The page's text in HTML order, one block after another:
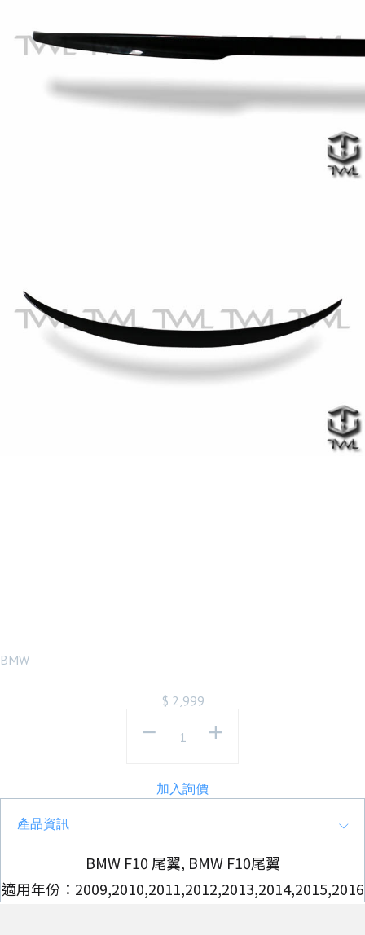
BMW
$ 2,999
加入詢價
產品資訊
BMW F10 尾翼, BMW F10尾翼
適用年份：2009,2010,2011,2012,2013,2014,2015,2016